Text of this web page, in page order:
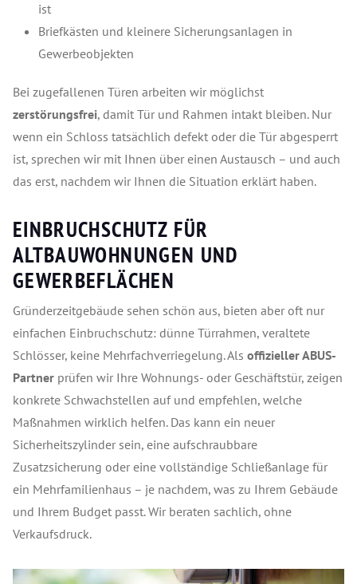
ist
Briefkästen und kleinere Sicherungsanlagen in
Gewerbeobjekten
Bei zugefallenen Türen arbeiten wir möglichst
zerstörungsfrei, damit Tür und Rahmen intakt bleiben. Nur
wenn ein Schloss tatsächlich defekt oder die Tür abgesperrt
ist, sprechen wir mit Ihnen über einen Austausch – und auch
das erst, nachdem wir Ihnen die Situation erklärt haben.
EINBRUCHSCHUTZ FÜR
ALTBAUWOHNUNGEN UND
GEWERBEFLÄCHEN
Gründerzeitgebäude sehen schön aus, bieten aber oft nur
einfachen Einbruchschutz: dünne Türrahmen, veraltete
Schlösser, keine Mehrfachverriegelung. Als offizieller ABUS-
Partner prüfen wir Ihre Wohnungs- oder Geschäftstür, zeigen
konkrete Schwachstellen auf und empfehlen, welche
Maßnahmen wirklich helfen. Das kann ein neuer
Sicherheitszylinder sein, eine aufschraubbare
Zusatzsicherung oder eine vollständige Schließanlage für
ein Mehrfamilienhaus – je nachdem, was zu Ihrem Gebäude
und Ihrem Budget passt. Wir beraten sachlich, ohne
Verkaufsdruck.